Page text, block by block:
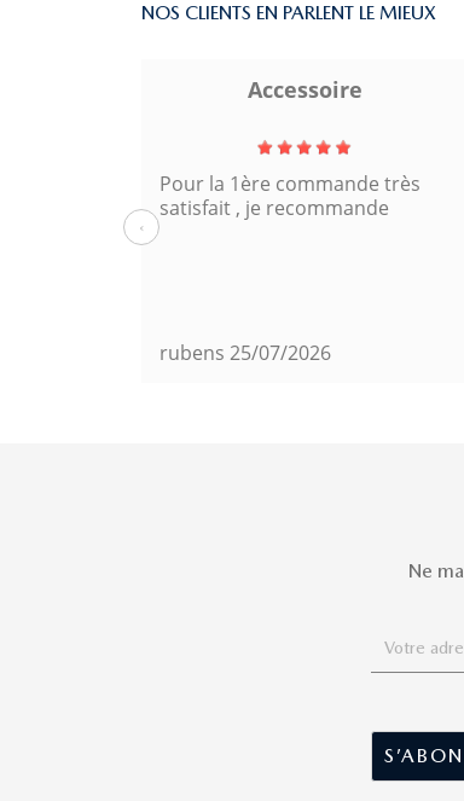
NOS CLIENTS EN PARLENT LE MIEUX
Accessoire
Pour la 1ère commande très
satisfait , je recommande
rubens 25/07/2026
‹
Ne